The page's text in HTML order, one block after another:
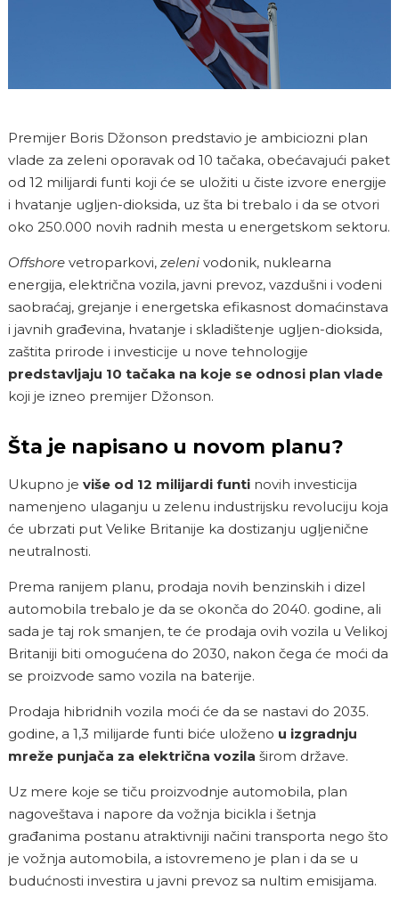
Premijer Boris Džonson predstavio je ambiciozni plan
vlade za zeleni oporavak od 10 tačaka, obećavajući paket
od 12 milijardi funti koji će se uložiti u čiste izvore energije
i hvatanje ugljen-dioksida, uz šta bi trebalo i da se otvori
oko 250.000 novih radnih mesta u energetskom sektoru.
Offshore vetroparkovi, zeleni vodonik, nuklearna
energija, električna vozila, javni prevoz, vazdušni i vodeni
saobraćaj, grejanje i energetska efikasnost domaćinstava
i javnih građevina, hvatanje i skladištenje ugljen-dioksida,
zaštita prirode i investicije u nove tehnologije
predstavljaju 10 tačaka na koje se odnosi plan vlade
koji je izneo premijer Džonson.
Šta je napisano u novom planu?
Ukupno je više od 12 milijardi funti novih investicija
namenjeno ulaganju u zelenu industrijsku revoluciju koja
će ubrzati put Velike Britanije ka dostizanju ugljenične
neutralnosti.
Prema ranijem planu, prodaja novih benzinskih i dizel
automobila trebalo je da se okonča do 2040. godine, ali
sada je taj rok smanjen, te će prodaja ovih vozila u Velikoj
Britaniji biti omogućena do 2030, nakon čega će moći da
se proizvode samo vozila na baterije.
Prodaja hibridnih vozila moći će da se nastavi do 2035.
godine, a 1,3 milijarde funti biće uloženo u izgradnju
mreže punjača za električna vozila širom države.
Uz mere koje se tiču proizvodnje automobila, plan
nagoveštava i napore da vožnja bicikla i šetnja
građanima postanu atraktivniji načini transporta nego što
je vožnja automobila, a istovremeno je plan i da se u
budućnosti investira u javni prevoz sa nultim emisijama.